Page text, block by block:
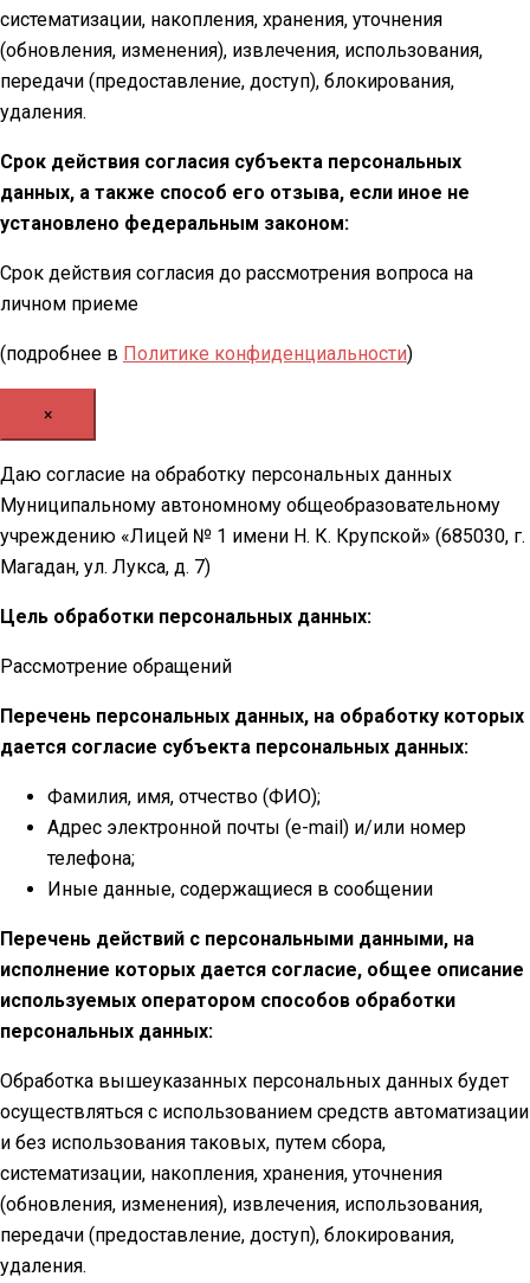
систематизации, накопления, хранения, уточнения
(обновления, изменения), извлечения, использования,
передачи (предоставление, доступ), блокирования,
удаления.
Срок действия согласия субъекта персональных
данных, а также способ его отзыва, если иное не
установлено федеральным законом:
Срок действия согласия до рассмотрения вопроса на
личном приеме
(подробнее в Политике конфиденциальности)
×
Даю согласие на обработку персональных данных
Муниципальному автономному общеобразовательному
учреждению «Лицей № 1 имени Н. К. Крупской» (685030, г.
Магадан, ул. Лукса, д. 7)
Цель обработки персональных данных:
Рассмотрение обращений
Перечень персональных данных, на обработку которых
дается согласие субъекта персональных данных:
Фамилия, имя, отчество (ФИО);
Адрес электронной почты (e-mail) и/или номер
телефона;
Иные данные, содержащиеся в сообщении
Перечень действий с персональными данными, на
исполнение которых дается согласие, общее описание
используемых оператором способов обработки
персональных данных:
Обработка вышеуказанных персональных данных будет
осуществляться с использованием средств автоматизации
и без использования таковых, путем сбора,
систематизации, накопления, хранения, уточнения
(обновления, изменения), извлечения, использования,
передачи (предоставление, доступ), блокирования,
удаления.